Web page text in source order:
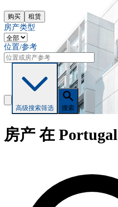
购买 租赁
房产类型
位置/参考
高级搜索筛选 搜索
房产 在 Portugal